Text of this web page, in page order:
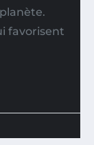
favorisent